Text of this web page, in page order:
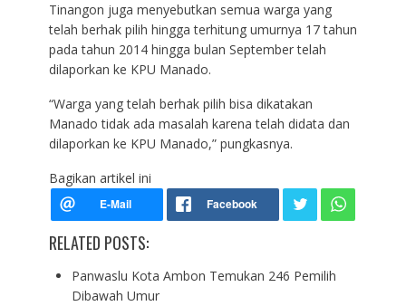
Tinangon juga menyebutkan semua warga yang
telah berhak pilih hingga terhitung umurnya 17 tahun
pada tahun 2014 hingga bulan September telah
dilaporkan ke KPU Manado.
“Warga yang telah berhak pilih bisa dikatakan
Manado tidak ada masalah karena telah didata dan
dilaporkan ke KPU Manado,” pungkasnya.
Bagikan artikel ini
RELATED POSTS:
Panwaslu Kota Ambon Temukan 246 Pemilih
Dibawah Umur